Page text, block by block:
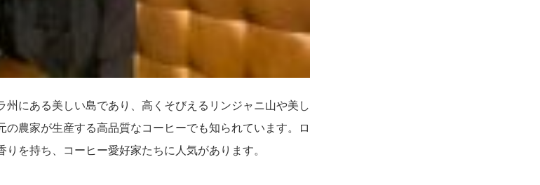
州にある美しい島であり、高くそびえるリンジャニ山や美し
の農家が生産する高品質なコーヒーでも知られています。ロ
を持ち、コーヒー愛好家たちに人気があります。